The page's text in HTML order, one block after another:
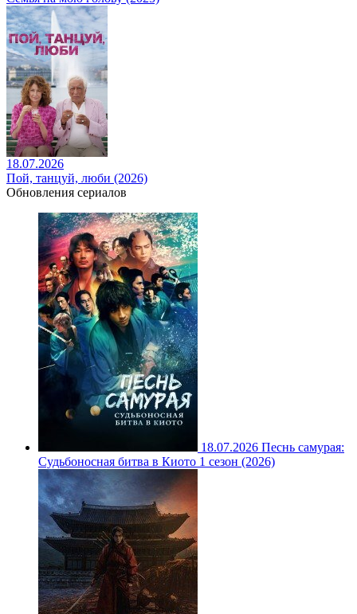
18.07.2026
Пой, танцуй, люби (2026)
Обновления сериалов
18.07.2026 Песнь самурая:
Судьбоносная битва в Киото 1 сезон (2026)